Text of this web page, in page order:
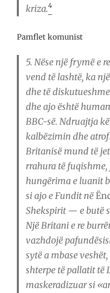
kriza.4
Pamflet komunist
5. Nëse një frymë e
vend të lashtë, ka
dhe të
dhe ajo është
BBC-së. Ndruajtja
kalbëzimin dhe
Britanisë mund të
rrahura të
hungërima e luanit
si ajo e Fundit në
Shekspirit — e butë
Një Britani e re
vazhdojë
sytë a mbase
shterpe të pallatit të
maskeradizuar si